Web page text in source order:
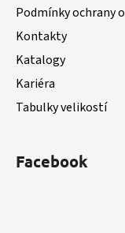
Podmínky ochrany
Kontakty
Katalogy
Kariéra
Tabulky velikostí
Facebook